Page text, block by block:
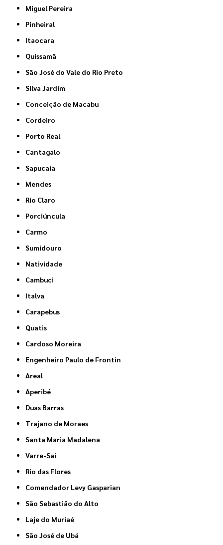
Miguel Pereira
Pinheiral
Itaocara
Quissamã
São José do Vale do Rio Preto
Silva Jardim
Conceição de Macabu
Cordeiro
Porto Real
Cantagalo
Sapucaia
Mendes
Rio Claro
Porciúncula
Carmo
Sumidouro
Natividade
Cambuci
Italva
Carapebus
Quatis
Cardoso Moreira
Engenheiro Paulo de Frontin
Areal
Aperibé
Duas Barras
Trajano de Moraes
Santa Maria Madalena
Varre-Sai
Rio das Flores
Comendador Levy Gasparian
São Sebastião do Alto
Laje do Muriaé
São José de Ubá